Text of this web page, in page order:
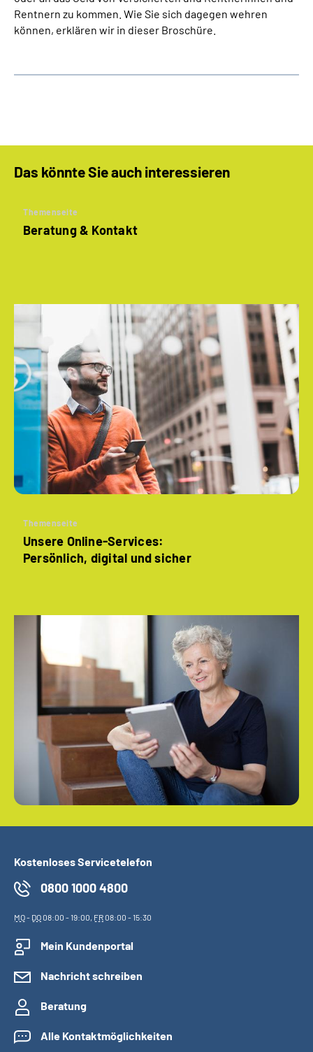
Rentnern zu kommen. Wie Sie sich dagegen wehren
können, erklären wir in dieser Broschüre.
Das könnte Sie auch interessieren
Themenseite
Beratung & Kontakt
Themenseite
Unsere Online-Services:
Persönlich, digital und sicher
Kostenloses Servicetelefon
0800 1000 4800
MO- DO08:00 - 19:00, FR08:00 - 15:30
Mein Kundenportal
Nachricht schreiben
Beratung
Alle Kontaktmöglichkeiten